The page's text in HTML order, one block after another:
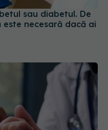
necesară dacă ai